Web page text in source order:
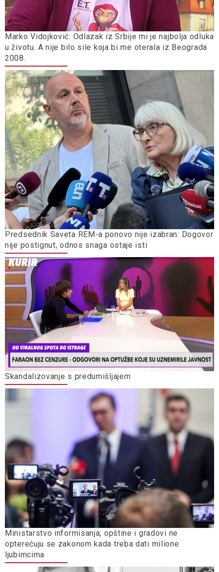
Marko Vidojković: Odlazak iz Srbije mi je najbolja odluka
u životu. A nije bilo sile koja bi me oterala iz Beograda
2008.
Predsednik Saveta REM-a ponovo nije izabran: Dogovor
nije postignut, odnos snaga ostaje isti
Skandalizovanje s predumišljajem
Ministarstvo informisanja, opštine i gradovi ne
opterećuju se zakonom kada treba dati milione
ljubimcima